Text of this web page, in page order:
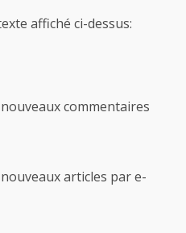
affiché ci-dessus:
commentaires
articles par e-